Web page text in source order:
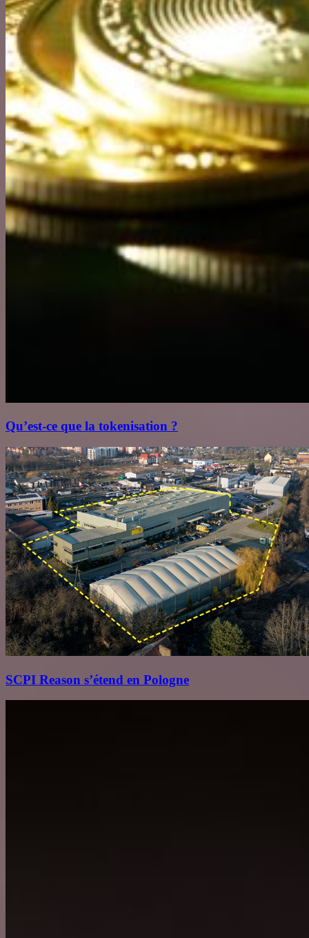
Qu’est‑ce que la tokenisation ?
SCPI Reason s’étend en Pologne